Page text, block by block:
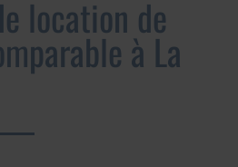
location de
à La